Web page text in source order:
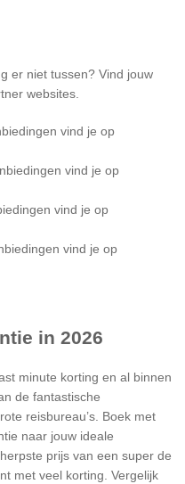
er niet tussen? Vind jouw
websites.
vind je op
vind je op
vind je op
vind je op
in 2026
minute korting en al binnen
de fantastische
reisbureau’s. Boek met
naar jouw ideale
prijs van een super de
met veel korting. Vergelijk